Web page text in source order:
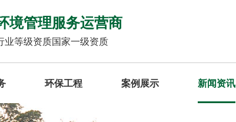
境管理服务运营商
业等级资质国家一级资质
环保工程 案例展示 新闻资讯